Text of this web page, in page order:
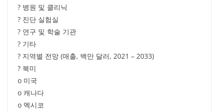
? 병원 및 클리닉
? 진단 실험실
? 연구 및 학술 기관
? 기타
? 지역별 전망 (매출, 백만 달러, 2021 – 2033)
? 북미
o 미국
o 캐나다
o 멕시코